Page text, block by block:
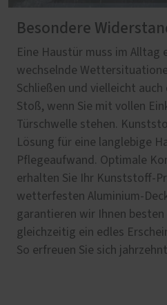
Besondere
Eine Haustür muss im Alltag
wechselnde
Schließen und vielleicht
Stoß, wenn Sie mit vollen
Türschwelle stehen.
Lösung für eine langlebige
Pflegeaufwand. Optimale
erhalten Sie Ihr Kunststoff-
wetterfesten Aluminium-
garantieren wir Ihnen
gleichzeitig ein edles
So erfreuen Sie sich